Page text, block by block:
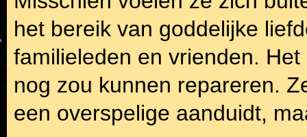
het bereik van goddelijke
familieleden en vrienden.
nog zou kunnen repareren.
een overspelige aanduidt,